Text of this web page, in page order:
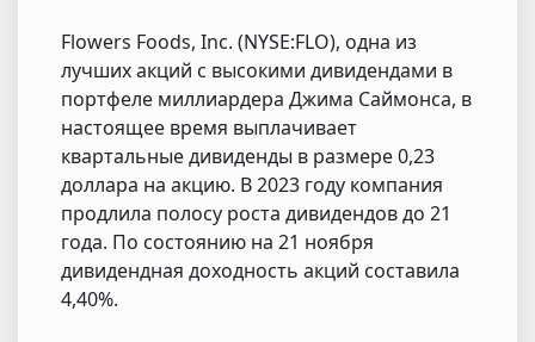
Flowers Foods, Inc. (NYSE:FLO), одна из
лучших акций с высокими дивидендами в
портфеле миллиардера Джима Саймонса, в
настоящее время выплачивает
квартальные дивиденды в размере 0,23
доллара на акцию. В 2023 году компания
продлила полосу роста дивидендов до 21
года. По состоянию на 21 ноября
дивидендная доходность акций составила
4,40%.